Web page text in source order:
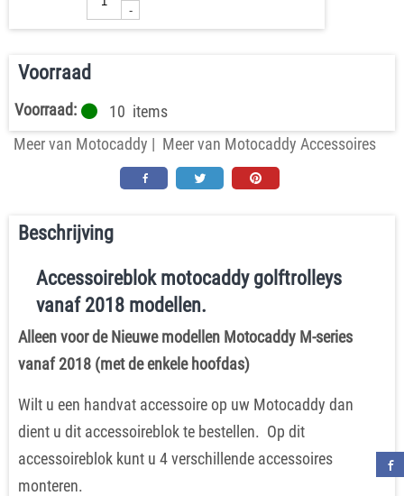
-
Voorraad
Voorraad: 10 items
Meer van Motocaddy | Meer van Motocaddy Accessoires
Beschrijving
Accessoireblok motocaddy golftrolleys
vanaf 2018 modellen.
Alleen voor de Nieuwe modellen Motocaddy M-series
vanaf 2018 (met de enkele hoofdas)
Wilt u een handvat accessoire op uw Motocaddy dan
dient u dit accessoireblok te bestellen. Op dit
accessoireblok kunt u 4 verschillende accessoires
monteren.